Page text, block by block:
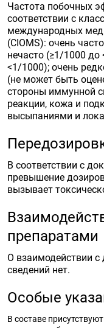
Частота побочных
соответствии с
международных
(CIOMS): очень
нечасто (≥1/1000
<1/1000); очень
(не может быть
стороны иммунной
реакции, кожа и
высыпаниями и
В соответствии с
превышение
вызывает
препаратами
О взаимодействии с
сведений нет.
Особые
В составе